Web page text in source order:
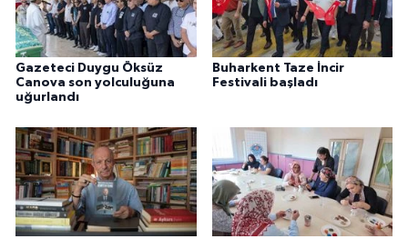
Gazeteci Duygu Öksüz
Canova son yolculuğuna
uğurlandı
Buharkent Taze İncir
Festivali başladı